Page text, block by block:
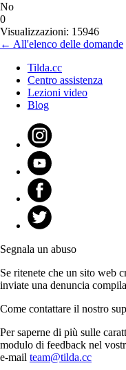
No
0
Visualizzazioni: 15946
← All'elenco delle domande
Tilda.cc
Centro assistenza
Lezioni video
Blog
Segnala un abuso
Se ritenete che un sito web
inviate una denuncia
Come contattare il nostro
Per saperne di più sulle
modulo di feedback nel
e-mail team@tilda.cc